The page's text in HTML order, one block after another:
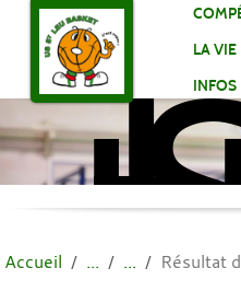
LA
INFOS
Accueil Résultat
Panneau de gestion des